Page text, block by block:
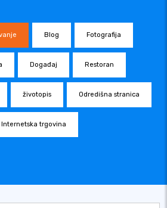
Blog Fotografija
Događaj Restoran
životopis Odredišna stranica
Internetska trgovina